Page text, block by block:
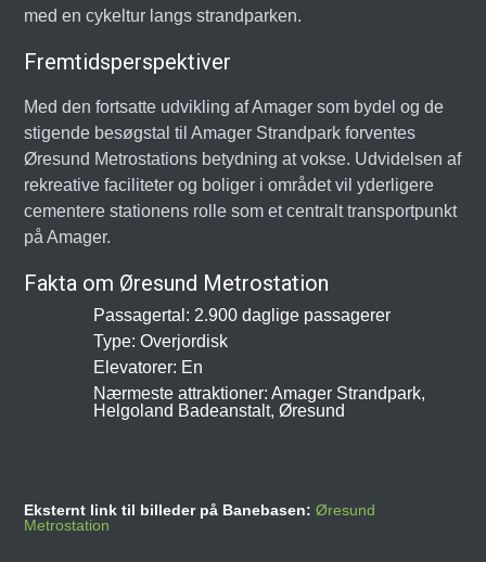
med en cykeltur langs strandparken.
Fremtidsperspektiver
Med den fortsatte udvikling af Amager som bydel og de
stigende besøgstal til Amager Strandpark forventes
Øresund Metrostations betydning at vokse. Udvidelsen af
rekreative faciliteter og boliger i området vil yderligere
cementere stationens rolle som et centralt transportpunkt
på Amager.
Fakta om Øresund Metrostation
Passagertal: 2.900 daglige passagerer
Type: Overjordisk
Elevatorer: En
Nærmeste attraktioner: Amager Strandpark,
Helgoland Badeanstalt, Øresund
Eksternt link til billeder på Banebasen:Øresund
Metrostation